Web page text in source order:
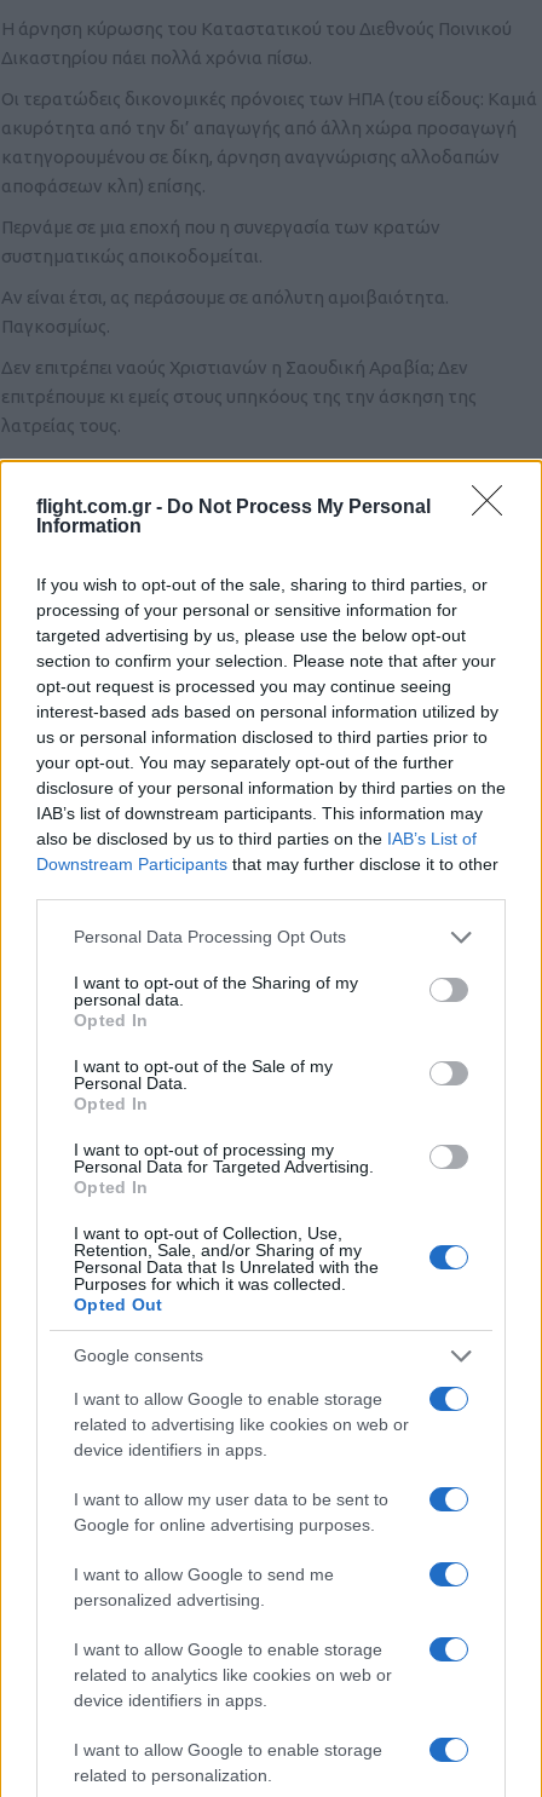
flight.com.gr - Do Not Process My Personal
Information
If you wish to opt-out of the sale, sharing to third parties, or
processing of your personal or sensitive information for
targeted advertising by us, please use the below opt-out
section to confirm your selection. Please note that after your
opt-out request is processed you may continue seeing
interest-based ads based on personal information utilized by
us or personal information disclosed to third parties prior to
your opt-out. You may separately opt-out of the further
disclosure of your personal information by third parties on the
IAB’s list of downstream participants. This information may
also be disclosed by us to third parties on the IAB’s List of
Downstream Participants that may further disclose it to other
Please note that this website/app uses one or more Google
not limited to your visit or usage behaviour. You may click to
grant or deny consent to Google and its third-party tags to
use your data for below specified purposes in below Google
consent section.
Personal Data Processing Opt Outs
I want to opt-out of the Sharing of my
personal data.
Opted In
I want to opt-out of the Sale of my
Personal Data.
Opted In
I want to opt-out of processing my
Personal Data for Targeted Advertising.
Opted In
I want to opt-out of Collection, Use,
Retention, Sale, and/or Sharing of my
Personal Data that Is Unrelated with the
Purposes for which it was collected.
Opted Out
Google consents
I want to allow Google to enable storage
related to advertising like cookies on web or
device identifiers in apps.
I want to allow my user data to be sent to
Google for online advertising purposes.
I want to allow Google to send me
personalized advertising.
I want to allow Google to enable storage
related to analytics like cookies on web or
device identifiers in apps.
I want to allow Google to enable storage
related to personalization.
Η άρνηση κύρωσης του Καταστατικού του Διεθνούς Ποινικού
Δικαστηρίου πάει πολλά χρόνια πίσω.
Οι τερατώδεις δικονομικές πρόνοιες των ΗΠΑ (του είδους: Καμιά
ακυρότητα από την δι’ απαγωγής από άλλη χώρα προσαγωγή
κατηγορουμένου σε δίκη, άρνηση αναγνώρισης αλλοδαπών
αποφάσεων κλπ) επίσης.
Περνάμε σε μια εποχή που η συνεργασία των κρατών
συστηματικώς αποικοδομείται.
Αν είναι έτσι, ας περάσουμε σε απόλυτη αμοιβαιότητα.
Παγκοσμίως.
Δεν επιτρέπει ναούς Χριστιανών η Σαουδική Αραβία; Δεν
επιτρέπουμε κι εμείς στους υπηκόους της την άσκηση της
λατρείας τους.
Απελαύνουν οι ΗΠΑ ξένους φοιτητές για τις πεποιθήσεις τους
(διαδηλώσεις για τη Γάζα κλπ); Άμεση απέλαση και των χιλιάδων
ανηλίκων Αμερικανών με τα λευκά πουκάμισα που κάνουν
Ίσως τότε καταλάβουν τα απροσάρμοστα κράτη ότι μόνο να
χάσουν έχουν κηρύσσοντας τον πόλεμο κατά της λοιπής
ανθρωπότητας, και αξιώνοντας την εφαρμογή κάθε
νομοθετικού παραλογισμού τους επί ξένων, ενώ για τους
υπηκόους τους επιφυλάσσουν ασυλίες.
13 Reply View Replies
Nikolaos(@nikolaos)
Famed Member
24 Απριλίου 2025 15:15
#667896
τους στρατοδίκες.
Αν υπάρχει ακόμη ανάγκη για διακριτή στρατιωτική δικαιοσύνη,
να απονέμεται μόνο από στρατιωτικούς δικαστές, οι οποίοι
απολαύουν προσωπικής και λειτουργικής ανεξαρτησίας, και όχι
από στρατοδίκες (σήμερα μάλιστα κατά πλειοψηφία στη
σύνθεση!), δηλαδή από αξιωματικούς διαφόρων όπλων ή
σωμάτων, μη νομικούς, που κληρώνονται.
δικάζουν, τελεία και παύλα! Είναι απολύτως ασύμβατο με το
κράτος δικαίου. Για τον ίδιο λόγο άλλωστε, δεν μπορεί να είναι
ούτε ένορκοι, ούτε μέλη εφορευτικής επιτροπής σε εκλογές
δημόσιοι υπάλληλοι.
Και σιγά σιγά να τελειώνουμε και με τους ενόρκους.
Στις ΗΠΑ δεν γίνεται, διότι οι ένορκοι έχουν συνταγματική
κατοχύρωση. Ας όψεται ο Jefferson και οι εμμονές του περί
Δημοκρατία θα πει ότι ο Λαός θέτειτο δίκαιο, όχι ότι το
κιόλας.
Αν βγω και αρχίζω να λέγω ότι η δημοκρατία επιβάλλει το πλοίο
να κυβερνάται συνεταιρικά από τον καπετάνιο και τους
επιβάτες, όπως και τα σχέδια της γέφυρας να εκπονούνται
συνεταιρικά από τον μηχανικό και τον “κόσμο” (τους
μελλοντικούς χρήστες), θα μου φορέσουν ζουρλομανδύα.
Αν οι νόμοι το λέγουν για την απονομή της δικαιοσύνης, φαίνεται
λογικότατο …